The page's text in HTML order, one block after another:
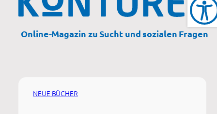
Online-Magazin zu Sucht und sozialen Fragen
NEUE BÜCHER